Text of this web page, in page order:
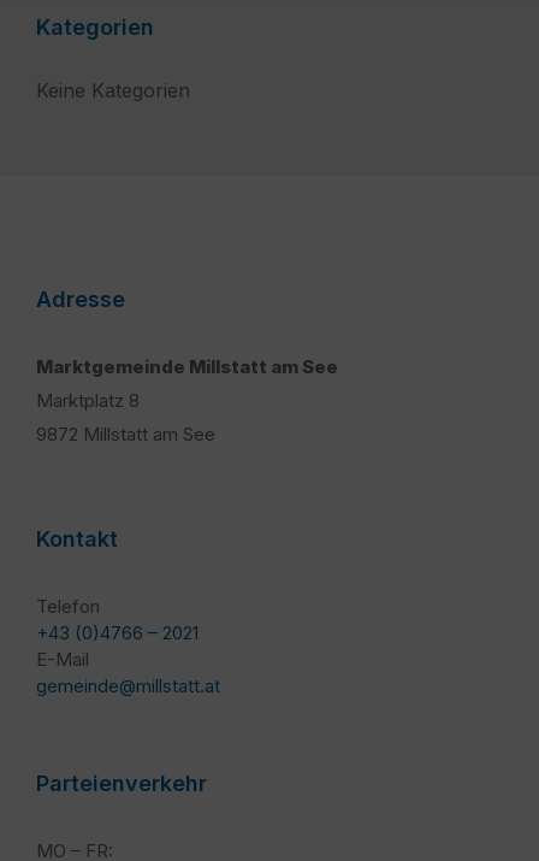
Kategorien
Keine Kategorien
Adresse
Marktgemeinde Millstatt am See
Marktplatz 8
9872 Millstatt am See
Kontakt
Telefon
+43 (0)4766 – 2021
E-Mail
gemeinde@millstatt.at
Parteienverkehr
MO – FR: